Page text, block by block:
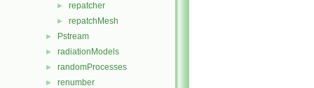
► repatcher
► repatchMesh
► Pstream
► radiationModels
► randomProcesses
► renumber